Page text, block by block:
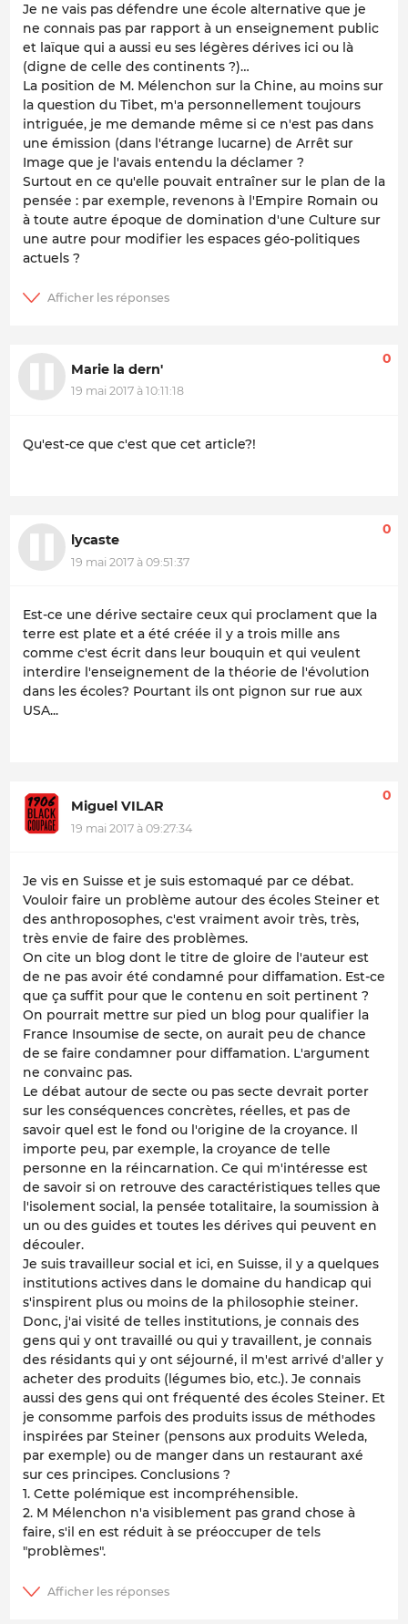
Je ne vais pas défendre une école alternative que je
ne connais pas par rapport à un enseignement public
et laïque qui a aussi eu ses légères dérives ici ou là
(digne de celle des continents ?)…
La position de M. Mélenchon sur la Chine, au moins sur
la question du Tibet, m'a personnellement toujours
intriguée, je me demande même si ce n'est pas dans
une émission (dans l'étrange lucarne) de Arrêt sur
Image que je l'avais entendu la déclamer ?
Surtout en ce qu'elle pouvait entraîner sur le plan de la
pensée : par exemple, revenons à l'Empire Romain ou
à toute autre époque de domination d'une Culture sur
une autre pour modifier les espaces géo-politiques
actuels ?
Marie la dern'
19 mai 2017 à 10:11:18
0
Qu'est-ce que c'est que cet article?!
lycaste
19 mai 2017 à 09:51:37
0
Est-ce une dérive sectaire ceux qui proclament que la
terre est plate et a été créée il y a trois mille ans
comme c'est écrit dans leur bouquin et qui veulent
interdire l'enseignement de la théorie de l'évolution
dans les écoles? Pourtant ils ont pignon sur rue aux
USA...
Miguel VILAR
19 mai 2017 à 09:27:34
0
Je vis en Suisse et je suis estomaqué par ce débat.
Vouloir faire un problème autour des écoles Steiner et
des anthroposophes, c'est vraiment avoir très, très,
très envie de faire des problèmes.
On cite un blog dont le titre de gloire de l'auteur est
de ne pas avoir été condamné pour diffamation. Est-ce
que ça suffit pour que le contenu en soit pertinent ?
On pourrait mettre sur pied un blog pour qualifier la
France Insoumise de secte, on aurait peu de chance
de se faire condamner pour diffamation. L'argument
ne convainc pas.
Le débat autour de secte ou pas secte devrait porter
sur les conséquences concrètes, réelles, et pas de
savoir quel est le fond ou l'origine de la croyance. Il
importe peu, par exemple, la croyance de telle
personne en la réincarnation. Ce qui m'intéresse est
de savoir si on retrouve des caractéristiques telles que
l'isolement social, la pensée totalitaire, la soumission à
un ou des guides et toutes les dérives qui peuvent en
découler.
Je suis travailleur social et ici, en Suisse, il y a quelques
institutions actives dans le domaine du handicap qui
s'inspirent plus ou moins de la philosophie steiner.
Donc, j'ai visité de telles institutions, je connais des
gens qui y ont travaillé ou qui y travaillent, je connais
des résidants qui y ont séjourné, il m'est arrivé d'aller y
acheter des produits (légumes bio, etc.). Je connais
aussi des gens qui ont fréquenté des écoles Steiner. Et
je consomme parfois des produits issus de méthodes
inspirées par Steiner (pensons aux produits Weleda,
par exemple) ou de manger dans un restaurant axé
sur ces principes. Conclusions ?
1. Cette polémique est incompréhensible.
2. M Mélenchon n'a visiblement pas grand chose à
faire, s'il en est réduit à se préoccuper de tels
"problèmes".